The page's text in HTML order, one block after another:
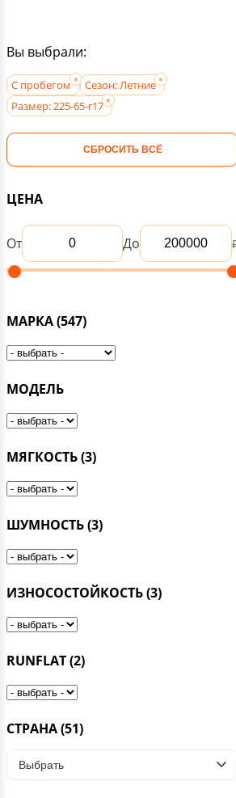
Вы выбрали:
С пробегом
Сезон: Летние
Размер: 225-65-r17
СБРОСИТЬ ВСЁ
ЦЕНА
От До
МАРКА(547)
МОДЕЛЬ
МЯГКОСТЬ(3)
ШУМНОСТЬ(3)
ИЗНОСОСТОЙКОСТЬ(3)
RUNFLAT(2)
СТРАНА(51)
Выбрать